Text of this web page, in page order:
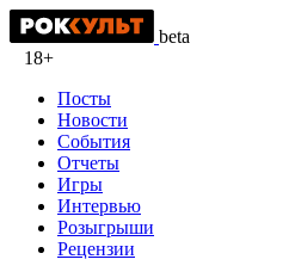
beta
18+
Посты
Новости
События
Отчеты
Игры
Интервью
Розыгрыши
Рецензии